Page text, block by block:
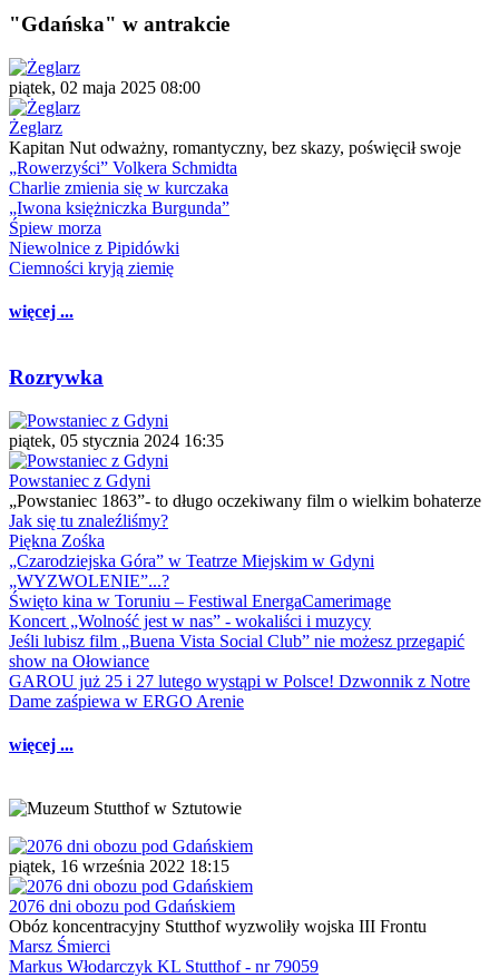
"Gdańska" w antrakcie
piątek, 02 maja 2025 08:00
Żeglarz
Kapitan Nut odważny, romantyczny, bez skazy, poświęcił swoje
„Rowerzyści” Volkera Schmidta
Charlie zmienia się w kurczaka
„Iwona księżniczka Burgunda”
Śpiew morza
Niewolnice z Pipidówki
Ciemności kryją ziemię
więcej ...
Rozrywka
piątek, 05 stycznia 2024 16:35
Powstaniec z Gdyni
„Powstaniec 1863”- to długo oczekiwany film o wielkim bohaterze
Jak się tu znaleźliśmy?
Piękna Zośka
„Czarodziejska Góra” w Teatrze Miejskim w Gdyni
„WYZWOLENIE”...?
Święto kina w Toruniu – Festiwal EnergaCamerimage
Koncert „Wolność jest w nas” - wokaliści i muzycy
Jeśli lubisz film „Buena Vista Social Club” nie możesz przegapić
show na Ołowiance
GAROU już 25 i 27 lutego wystąpi w Polsce! Dzwonnik z Notre
Dame zaśpiewa w ERGO Arenie
więcej ...
piątek, 16 września 2022 18:15
2076 dni obozu pod Gdańskiem
Obóz koncentracyjny Stutthof wyzwoliły wojska III Frontu
Marsz Śmierci
Markus Włodarczyk KL Stutthof - nr 79059